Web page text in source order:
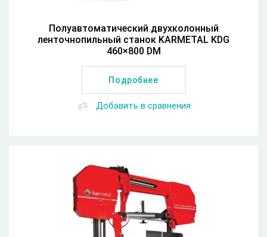
Полуавтоматический двухколонный
ленточнопильный станок KARMETAL KDG
460×800 DM
Подробнее
Добавить в сравнения